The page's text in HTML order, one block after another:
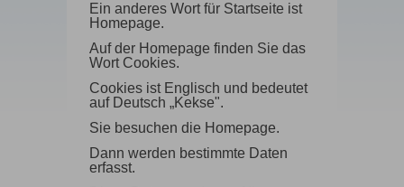
Ein anderes Wort für Startseite ist
Homepage.
Auf der Homepage finden Sie das
Wort Cookies.
Cookies ist Englisch und bedeutet
auf Deutsch „Kekse".
Sie besuchen die Homepage.
Dann werden bestimmte Daten
erfasst.